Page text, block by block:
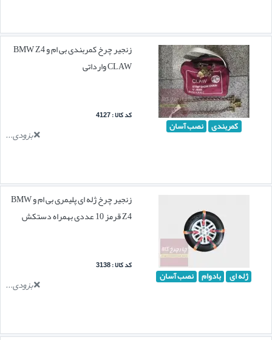
کمربندی نصب آسان
زنجیر چرخ کمربندی بی ام و BMW Z4
CLAW وارداتی
کد کالا : 4127
بزودی...
ژله ای بادوام نصب آسان
زنجیر چرخ ژله ای پلیمری بی ام و BMW
Z4 قرمز 10 عددی بهمراه دستکش
کد کالا : 3138
بزودی...